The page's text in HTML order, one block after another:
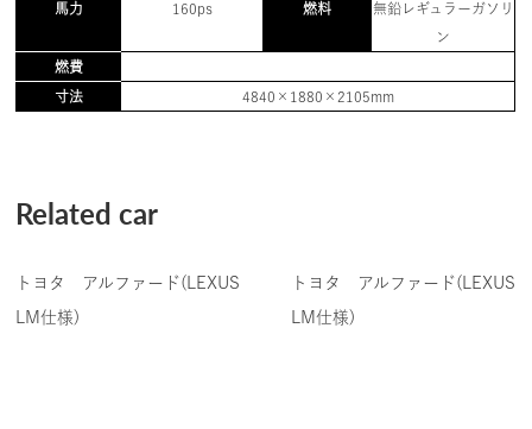
馬力 160ps 燃料
無鉛レギュラーガソリ
ン
燃費
寸法 4840×1880×2105mm
Related car
トヨタ アルファード(LEXUS
LM仕様)
トヨタ アルファード(LEXUS
LM仕様)